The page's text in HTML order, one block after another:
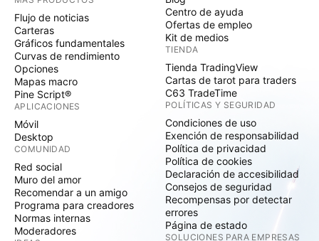
Flujo de noticias
Carteras
Gráficos fundamentales
Curvas de rendimiento
Opciones
Mapas macro
Pine Script®
APLICACIONES
Móvil
Desktop
COMUNIDAD
Red social
Muro del amor
Recomendar a un amigo
Programa para creadores
Normas internas
Moderadores
Centro de ayuda
Ofertas de empleo
Kit de medios
TIENDA
Tienda TradingView
Cartas de tarot para traders
C63 TradeTime
POLÍTICAS Y SEGURIDAD
Condiciones de uso
Exención de responsabilidad
Política de privacidad
Política de cookies
Declaración de accesibilidad
Consejos de seguridad
Recompensas por detectar
errores
Página de estado
SOLUCIONES PARA EMPRESAS